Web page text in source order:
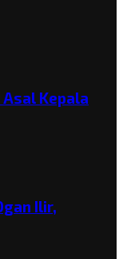
Kepala
Ilir,